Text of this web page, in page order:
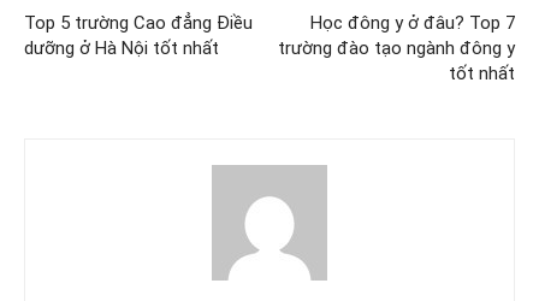
Top 5 trường Cao đẳng Điều
dưỡng ở Hà Nội tốt nhất
Học đông y ở đâu? Top 7
trường đào tạo ngành đông y
tốt nhất